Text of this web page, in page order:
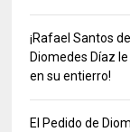
¡Rafael Santos
Diomedes Díaz
en su entierro!
El Pedido de